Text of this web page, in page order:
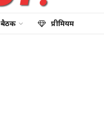
बैठक प्रीमियम